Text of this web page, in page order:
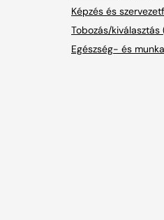
Képzés és
Tobozás/kiválasztás
Egészség- és